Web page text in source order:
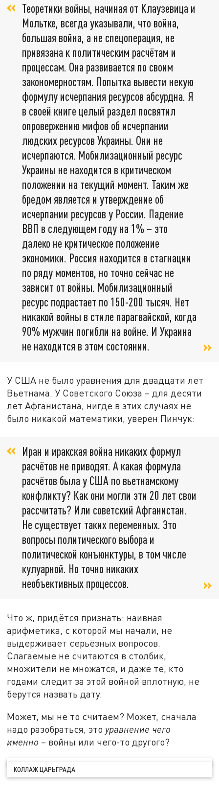
Теоретики войны, начиная от Клаузевица и
Мольтке, всегда указывали, что война,
большая война, а не спецоперация, не
привязана к политическим расчётам и
процессам. Она развивается по своим
закономерностям. Попытка вывести некую
формулу исчерпания ресурсов абсурдна. Я
в своей книге целый раздел посвятил
опровержению мифов об исчерпании
людских ресурсов Украины. Они не
исчерпаются. Мобилизационный ресурс
Украины не находится в критическом
положении на текущий момент. Таким же
бредом является и утверждение об
исчерпании ресурсов у России. Падение
ВВП в следующем году на 1% – это
далеко не критическое положение
экономики. Россия находится в стагнации
по ряду моментов, но точно сейчас не
зависит от войны. Мобилизационный
ресурс подрастает по 150-200 тысяч. Нет
никакой войны в стиле парагвайской, когда
90% мужчин погибли на войне. И Украина
не находится в этом состоянии.
У США не было уравнения для двадцати лет
Вьетнама. У Советского Союза – для десяти
лет Афганистана, нигде в этих случаях не
было никакой математики, уверен Пинчук:
Иран и иракская война никаких формул
расчётов не приводят. А какая формула
расчётов была у США по вьетнамскому
конфликту? Как они могли эти 20 лет свои
рассчитать? Или советский Афганистан.
Не существует таких переменных. Это
вопросы политического выбора и
политической конъюнктуры, в том числе
кулуарной. Но точно никаких
необъективных процессов.
Что ж, придётся признать: наивная
арифметика, с которой мы начали, не
выдерживает серьёзных вопросов.
Слагаемые не считаются в столбик,
множители не множатся, и даже те, кто
годами следит за этой войной вплотную, не
берутся назвать дату.
Может, мы не то считаем? Может, сначала
надо разобраться, это уравнение чего
именно – войны или чего-то другого?
КОЛЛАЖ ЦАРЬГРАДА